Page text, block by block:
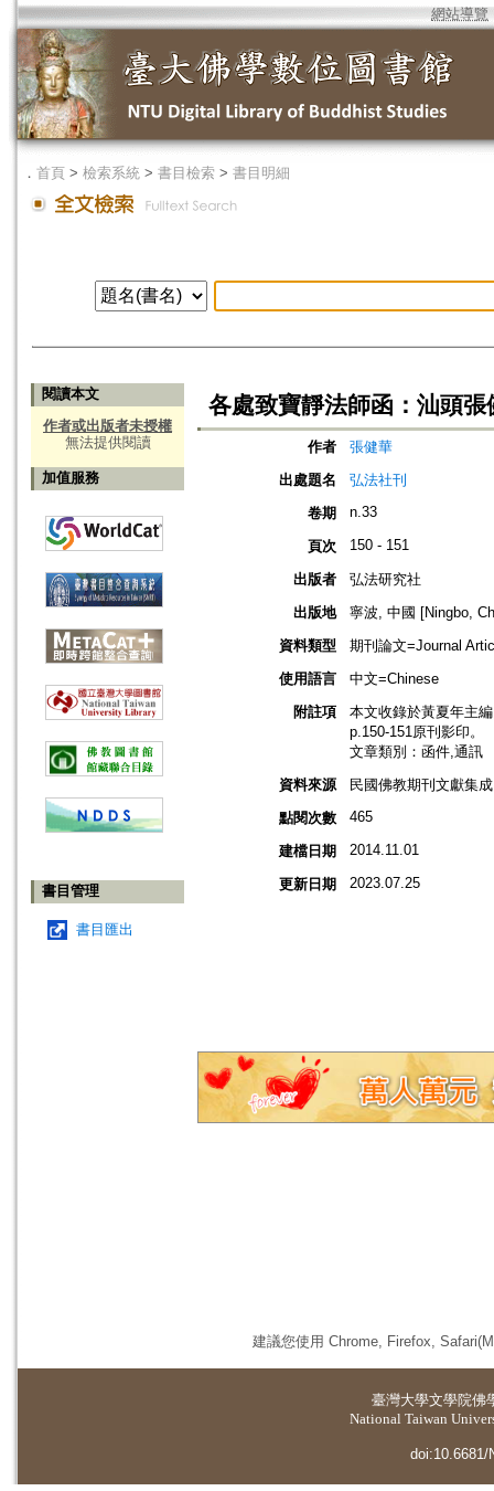
網站導覽
． 首頁 > 檢索系統 > 書目檢索 > 書目明細
閱讀本文
作者或出版者未授權
無法提供閱讀
加值服務
書目管理
書目匯出
各處致寶靜法師函：汕頭張
作者
張健華
出處題名
弘法社刊
卷期
n.33
頁次 150 - 151
出版者
弘法研究社
出版地
寧波, 中國 [Ningbo,
資料類型
期刊論文=Journal
使用語言
中文=Chinese
附註項
本文收錄於黃夏年主
p.150-151原刊影印。
文章類別：函件,通訊
資料來源
民國佛教期刊文獻集
點閱次數
465
建檔日期 2014.11.01
更新日期 2023.07.25
建議您使用 Chrome, Firefox,
臺灣大學文學院佛
National Taiwan
doi:10.6681/